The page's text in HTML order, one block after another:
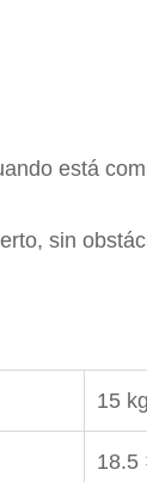
está
sin
15 kg
18.5